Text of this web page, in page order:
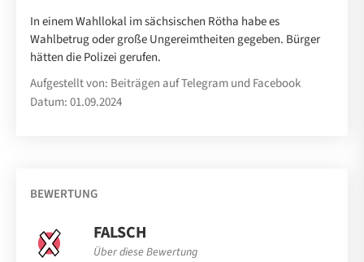
In einem Wahllokal im sächsischen Rötha habe es
Wahlbetrug oder große Ungereimtheiten gegeben. Bürger
hätten die Polizei gerufen.
Aufgestellt von: Beiträgen auf Telegram und Facebook
Datum: 01.09.2024
BEWERTUNG
FALSCH
Über diese Bewertung